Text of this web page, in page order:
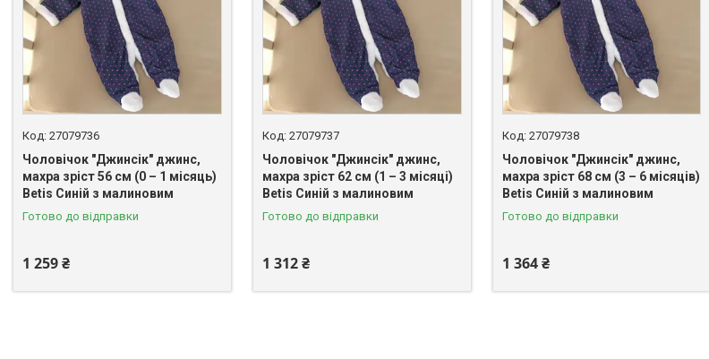
27079736
Чоловічок "Джинсік" джинс,
махра зріст 56 см (0 – 1 місяць)
Betis Синій з малиновим
Готово до відправки
1 259 ₴
27079737
Чоловічок "Джинсік" джинс,
махра зріст 62 см (1 – 3 місяці)
Betis Синій з малиновим
Готово до відправки
1 312 ₴
27079738
Чоловічок "Джинсік" джинс,
махра зріст 68 см (3 – 6 місяців)
Betis Синій з малиновим
Готово до відправки
1 364 ₴